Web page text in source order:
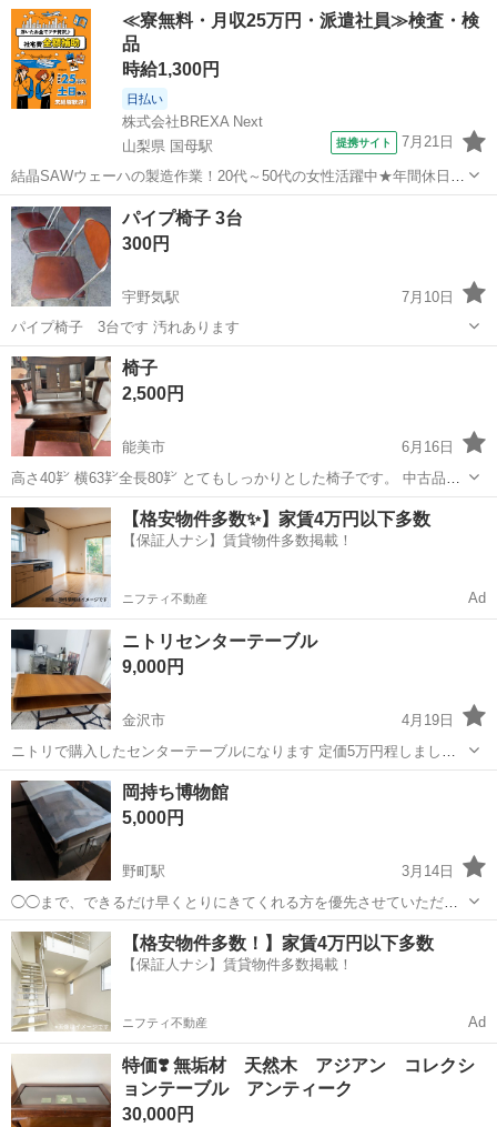
ニングテーブル、ソファーテーブルにも使えるので使用用途は幅広く
て便利です。使...
石川 金沢市 テーブル ガス
≪寮無料・月収25万円・派遣社員≫検査・検
品
時給1,300円
日払い
株式会社BREXA Next
山梨県 国母駅
提携サイト 7月21日
結晶SAWウェーハの製造作業！20代～50代の女性活躍中★年間休日
120日＆土日祝休み！クリーンルーム内でのお仕事！日払い制度利用可
◎正社員登用制度あり！マイカー通勤可！《山梨県中巨摩郡昭和町》
人気の工場のお仕事 ◇結晶...
山梨 国母駅 その他
パイプ椅子 3台
300円
宇野気駅
7月10日
パイプ椅子 3台です 汚れあります
石川 かほく市
椅子
2,500円
能美市
6月16日
高さ40㌢ 横63㌢全長80㌢ とてもしっかりとした椅子です。 中古品で
すが、とてもキレイです。
石川 能美市 テーブル
【格安物件多数✨】家賃4万円以下多数
【保証人ナシ】賃貸物件多数掲載！
ニフティ不動産 Ad
ニトリセンターテーブル
9,000円
金沢市
4月19日
ニトリで購入したセンターテーブルになります 定価5万円程しまし
た。 比較的に綺麗ですが細かなスレ、キズなどあります 写真で確認お
願いします。 県内でしたらお届けもします。
石川 金沢市 テーブル
岡持ち博物館
5,000円
野町駅
3月14日
◯◯まで、できるだけ早くとりにきてくれる方を優先させていただき
ます。 よろしくおねがいします。
石川 金沢市 野町駅 テーブル 博物館
【格安物件多数！】家賃4万円以下多数
【保証人ナシ】賃貸物件多数掲載！
ニフティ不動産 Ad
特価❣️ 無垢材 天然木 アジアン コレクシ
ョンテーブル アンティーク
30,000円